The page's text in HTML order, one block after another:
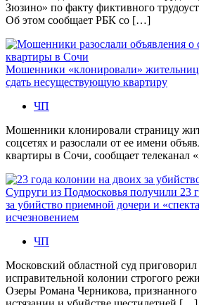
Зюзино» по факту фиктивного
Об этом сообщает РБК со […]
Мошенники «клонировали»
сдать несуществующую квартиру
ЧП
Мошенники клонировали страницу
соцсетях и разослали от ее имени
квартиры в Сочи, сообщает телеканал
Супруги из Подмосковья получили 23
за убийство приемной дочери и
исчезновением
ЧП
Московский областной суд приговорил
исправительной колонии строгого
Озеры Романа Черникова,